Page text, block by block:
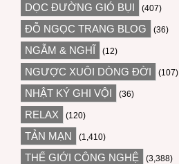
DỌC ĐƯỜNG GIÓ BỤI (407)
ĐỖ NGỌC TRANG BLOG (36)
NGẪM & NGHĨ (12)
NGƯỢC XUÔI DÒNG ĐỜI (107)
NHẬT KÝ GHI VỘI (36)
RELAX (120)
TẢN MẠN (1,410)
THẾ GIỚI CÔNG NGHỆ (3,388)